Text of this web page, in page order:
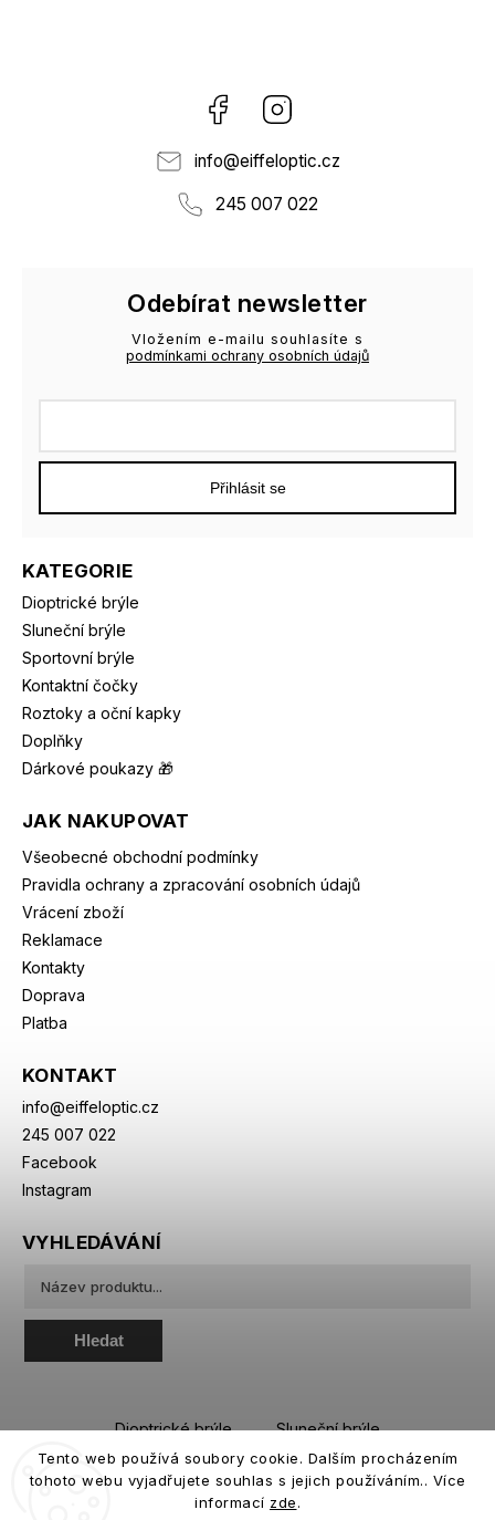
Tento web používá soubory cookie. Dalším procházením
tohoto webu vyjadřujete souhlas s jejich používáním.. Více
informací zde.
Facebook
info@eiffeloptic.cz
245 007 022
KATEGORIE
Dioptrické brýle
Sluneční brýle
Sportovní brýle
Kontaktní čočky
Roztoky a oční kapky
Doplňky
Dárkové poukazy 🎁
JAK NAKUPOVAT
Všeobecné obchodní podmínky
Pravidla ochrany a zpracování osobních údajů
Vrácení zboží
Reklamace
Kontakty
Doprava
Platba
KONTAKT
info@eiffeloptic.cz
245 007 022
Facebook
Instagram
Odebírat newsletter
Vložením e-mailu souhlasíte s
podmínkami ochrany osobních údajů
Přihlásit se
VYHLEDÁVÁNÍ
Hledat
Dioptrické brýle
Sluneční brýle
Sportovní brýle
Kontaktní čočky
Roztoky a oční kapky